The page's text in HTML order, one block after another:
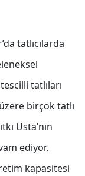
tatlıcılarda
tatlıları
birçok tatlı
Usta’nın
ediyor.
kapasitesi